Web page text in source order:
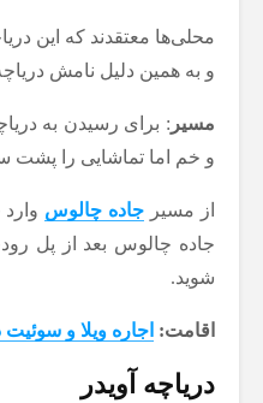
محلی‌ها معتقدند که این
و به همین دلیل نامش
مسیر : برای رسیدن به
و خم اما تماشایی را پشت
از مسیر جاده چالوس
جاده چالوس بعد از پل
شوید.
اقامت: اجاره ویلا و
دریاچه آویدر